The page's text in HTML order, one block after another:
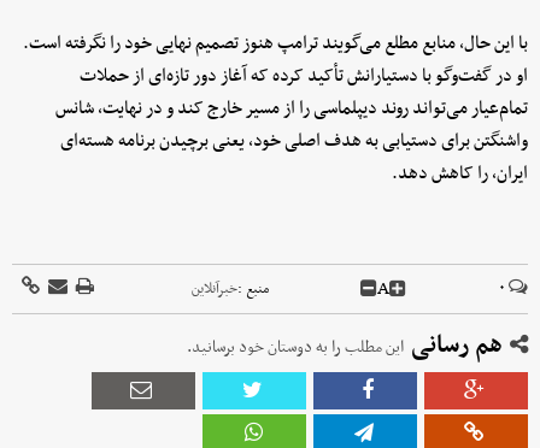
با این حال، منابع مطلع می‌گویند ترامپ هنوز تصمیم نهایی خود را نگرفته است.
او در گفت‌وگو با دستیارانش تأکید کرده که آغاز دور تازه‌ای از حملات
تمام‌عیار می‌تواند روند دیپلماسی را از مسیر خارج کند و در نهایت، شانس
واشنگتن برای دستیابی به هدف اصلی خود، یعنی برچیدن برنامه هسته‌ای
ایران، را کاهش دهد.
۰ A منبع :خبرآنلاین
هم رسانی این مطلب را به دوستان خود برسانید.